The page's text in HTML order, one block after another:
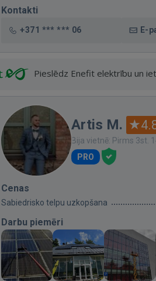
Kontakti
+371 *** *** 06 E-
Pieslēdz Enefit elektrību un
Artis M.
Bija vietnē: Pirms 3st.
PRO
Cenas
Sabiedrisko telpu uzkopšana
Darbu piemēri